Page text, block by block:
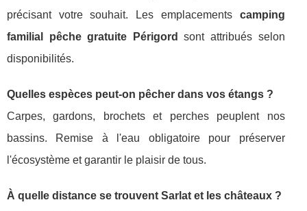
précisant votre souhait. Les emplacements camping
familial pêche gratuite Périgord
sont attribués selon
disponibilités.
Quelles espèces peut-on pêcher dans vos étangs ?
Carpes, gardons, brochets et perches peuplent nos
bassins. Remise à l'eau obligatoire pour préserver
l'écosystème et garantir le plaisir de tous.
À quelle distance se trouvent Sarlat et les châteaux ?